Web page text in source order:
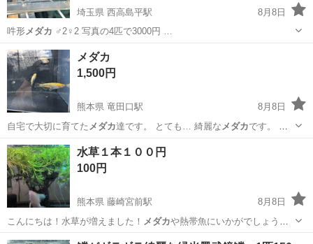
埼玉県 西高島平駅
8月8日
吽形メダカ ♂2♀2 写真の4匹で3000円 …
埼玉 和光市 西高島平駅
メダカ
1,500円
熊本県 竜田口駅
8月8日
自宅で大切に育てた メダカ達です。 とても… 綺麗な メダカです。 屋
外、無…
熊本 熊本市 竜田口駅 その他
水草１本１００円
100円
熊本県 藤崎宮前駅
8月8日
こんにちは！水草が増えました！ メダカや熱帯魚にいかがでしょう
か！金魚にも良…
熊本 熊本市 藤崎宮前駅 その他